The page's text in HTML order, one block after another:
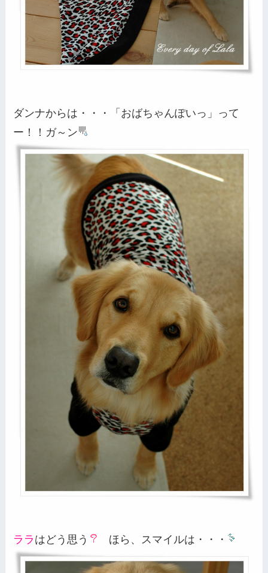
ダンナからは・・・「おばちゃんぽいっ」って
ー！！ガ～ン
ララ はどう思う ほら、スマイルは・・・